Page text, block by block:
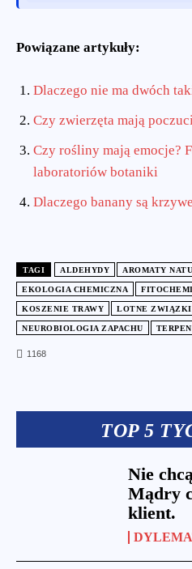
TOP 5
Nie
Mądry
klient.
Powiązane artykuły:
Dlaczego nie ma dwóch
Czy zwierzęta mają
Czy rośliny mają emocje?
laboratoriów botaniki
Dlaczego banany są
TAGI ALDEHYDY AROMATY
EKOLOGIA CHEMICZNA
KOSZENIE TRAWY LOTNE ZWIĄZKI
NEUROBIOLOGIA ZAPACHU
1168